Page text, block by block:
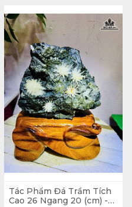
Tác Phẩm Đá Trầm Tích
Cao 26 Ngang 20 (cm) -